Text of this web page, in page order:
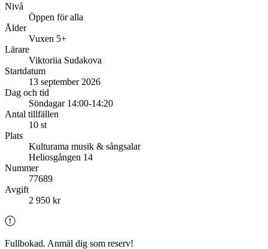
Nivå
Öppen för alla
Ålder
Vuxen 5+
Lärare
Viktoriia Sudakova
Startdatum
13 september 2026
Dag och tid
Söndagar 14:00-14:20
Antal tillfällen
10 st
Plats
Kulturama musik & sångsalar
Heliosgången 14
Nummer
77689
Avgift
2 950 kr
Fullbokad. Anmäl dig som reserv!